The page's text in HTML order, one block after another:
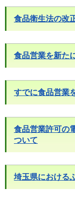
食品衛生法の改
食品営業を新た
すでに食品営業
食品営業許可の
ついて
埼玉県における